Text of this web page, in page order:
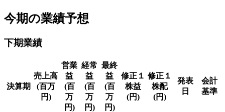
今期の業績予想
下期業績
決算期
売上高
(百万
円)
営業
益
(百
万
円)
経常
益
(百
万
円)
最終
益
(百
万
円)
修正１
株益
(円)
修正１
株配
(円)
発表
日
会計
基準